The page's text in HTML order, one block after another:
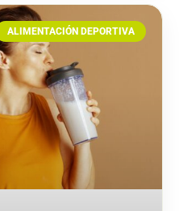
ALIMENTACIÓN DEPORTIVA